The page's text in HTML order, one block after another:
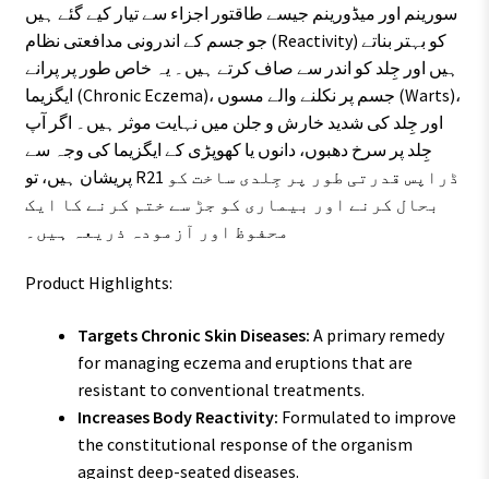
سورینم اور میڈورینم جیسے طاقتور اجزاء سے تیار کیے گئے ہیں
جو جسم کے اندرونی مدافعتی نظام (Reactivity) کو بہتر بناتے
ہیں اور جِلد کو اندر سے صاف کرتے ہیں۔ یہ خاص طور پر پرانے
ایگزیما (Chronic Eczema)، جسم پر نکلنے والے مسوں (Warts)،
اور جِلد کی شدید خارش و جلن میں نہایت موثر ہیں۔ اگر آپ
جِلد پر سرخ دھبوں، دانوں یا کھوپڑی کے ایگزیما کی وجہ سے
پریشان ہیں، تو R21 ڈراپس قدرتی طور پر جِلدی ساخت کو
بحال کرنے اور بیماری کو جڑ سے ختم کرنے کا ایک
محفوظ اور آزمودہ ذریعہ ہیں۔
Product Highlights:
Targets Chronic Skin Diseases: A primary remedy
for managing eczema and eruptions that are
resistant to conventional treatments.
Increases Body Reactivity: Formulated to improve
the constitutional response of the organism
against deep-seated diseases.